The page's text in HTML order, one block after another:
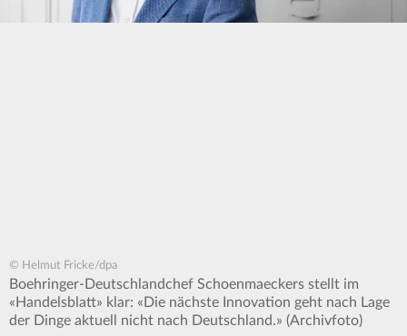
© Helmut Fricke/dpa
Boehringer-Deutschlandchef Schoenmaeckers stellt im
«Handelsblatt» klar: «Die nächste Innovation geht nach Lage
der Dinge aktuell nicht nach Deutschland.» (Archivfoto)